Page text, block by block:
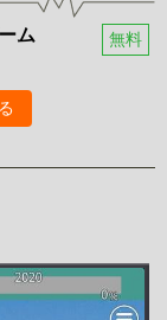
ム 無料